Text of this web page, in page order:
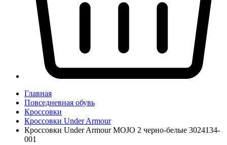
Главная
Повседневная обувь
Кроссовки
Кроссовки Under Armour
Кроссовки Under Armour MOJO 2 черно-белые 3024134-
001